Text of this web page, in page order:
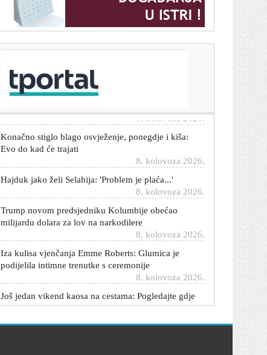
Olmo otkrio kojeg Hrvata bi doveo u Barcelonu:
'Dinamo? Ide prema Ligi prvaka...'
Konačno stiglo blago osvježenje, ponegdje i kiša:
Evo do kad će trajati
Hajduk jako želi Selahija: 'Problem je plaća...'
8. kolovoza 2026.
Trump novom predsjedniku Kolumbije obećao
milijardu dolara za lov na narkodilere
Iza kulisa vjenčanja Emme Roberts: Glumica je
podijelila intimne trenutke s ceremonije
8. kolovoza 2026.
Još jedan vikend kaosa na cestama: Pogledajte gdje
su već sad kilometarske kolone
8. kolovoza 2026.
Trump dobio još jednog saveznika: Novi predsjednik